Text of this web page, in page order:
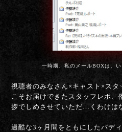
一時期、私のメールBOXは、
視聴者のみなさん×キャスト×スタ
こそお届けできたスタッフレポ、
拶でしめさせていただ…くわけは
過酷な3ヶ月間をともにしたバディ